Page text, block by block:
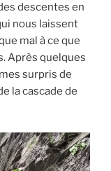
descentes en
nous laissent
mal à ce que
Après quelques
surpris de
la cascade de